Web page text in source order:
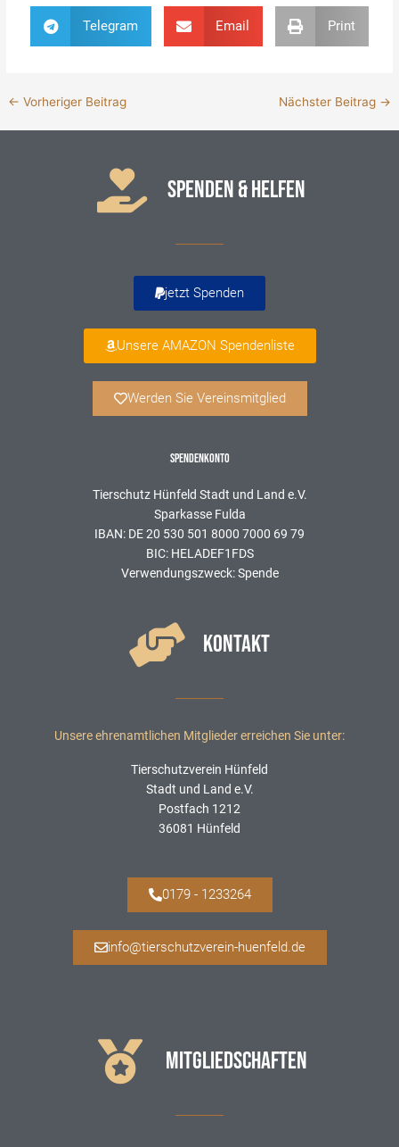
Telegram Email Print
← Vorheriger Beitrag Nächster Beitrag →
SPENDEN & HELFEN
jetzt Spenden
Unsere AMAZON Spendenliste
Werden Sie Vereinsmitglied
SPENDENKONTO
Tierschutz Hünfeld Stadt und Land e.V.
Sparkasse Fulda
IBAN: DE 20 530 501 8000 7000 69 79
BIC: HELADEF1FDS
Verwendungszweck: Spende
KONTAKT
Unsere ehrenamtlichen Mitglieder erreichen Sie unter:
Tierschutzverein Hünfeld
Stadt und Land e.V.
Postfach 1212
36081 Hünfeld
0179 - 1233264
info@tierschutzverein-huenfeld.de
MITGLIEDSCHAFTEN